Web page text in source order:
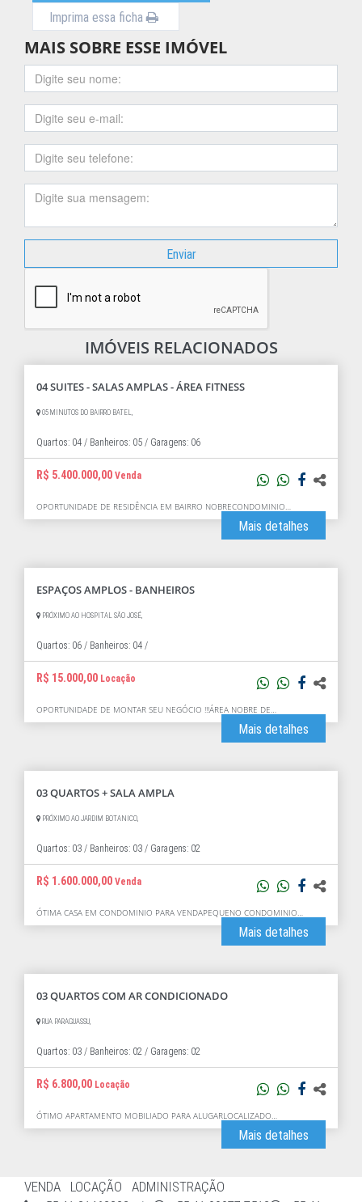
Imprima essa ficha
MAIS SOBRE ESSE IMÓVEL
Enviar
IMÓVEIS RELACIONADOS
04 SUITES - SALAS AMPLAS - ÁREA FITNESS
05 MINUTOS DO BAIRRO BATEL,
Quartos: 04 / Banheiros: 05 / Garagens: 06
R$ 5.400.000,00 Venda
OPORTUNIDADE DE RESIDÊNCIA EM BAIRRO NOBRECONDOMINIO…
Mais detalhes
ESPAÇOS AMPLOS - BANHEIROS
PRÓXIMO AO HOSPITAL SÃO JOSÉ,
Quartos: 06 / Banheiros: 04 /
R$ 15.000,00 Locação
OPORTUNIDADE DE MONTAR SEU NEGÓCIO !!!ÁREA NOBRE DE…
Mais detalhes
03 QUARTOS + SALA AMPLA
PRÓXIMO AO JARDIM BOTANICO,
Quartos: 03 / Banheiros: 03 / Garagens: 02
R$ 1.600.000,00 Venda
ÓTIMA CASA EM CONDOMINIO PARA VENDAPEQUENO CONDOMINIO…
Mais detalhes
03 QUARTOS COM AR CONDICIONADO
RUA PARAGUASSU,
Quartos: 03 / Banheiros: 02 / Garagens: 02
R$ 6.800,00 Locação
ÓTIMO APARTAMENTO MOBILIADO PARA ALUGARLOCALIZADO…
Mais detalhes
VENDA LOCAÇÃO
ADMINISTRAÇÃO